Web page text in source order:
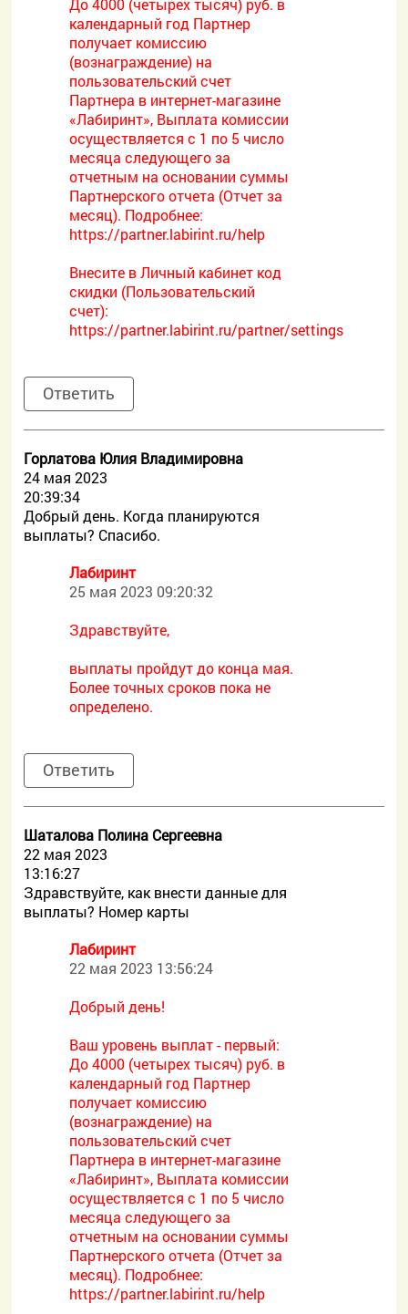
До 4000 (четырех тысяч) руб. в
календарный год Партнер
получает комиссию
(вознаграждение) на
пользовательский счет
Партнера в интернет-магазине
«Лабиринт», Выплата комиссии
осуществляется с 1 по 5 число
месяца следующего за
отчетным на основании суммы
Партнерского отчета (Отчет за
месяц). Подробнее:
https://partner.labirint.ru/help
Внесите в Личный кабинет код
скидки (Пользовательский
счет):
https://partner.labirint.ru/partner/settings
Ответить
Горлатова Юлия Владимировна
24 мая 2023
20:39:34
Добрый день. Когда планируются
выплаты? Спасибо.
Лабиринт
25 мая 2023 09:20:32
Здравствуйте,
выплаты пройдут до конца мая.
Более точных сроков пока не
определено.
Ответить
Шаталова Полина Сергеевна
22 мая 2023
13:16:27
Здравствуйте, как внести данные для
выплаты? Номер карты
Лабиринт
22 мая 2023 13:56:24
Добрый день!
Ваш уровень выплат - первый:
До 4000 (четырех тысяч) руб. в
календарный год Партнер
получает комиссию
(вознаграждение) на
пользовательский счет
Партнера в интернет-магазине
«Лабиринт», Выплата комиссии
осуществляется с 1 по 5 число
месяца следующего за
отчетным на основании суммы
Партнерского отчета (Отчет за
месяц). Подробнее:
https://partner.labirint.ru/help